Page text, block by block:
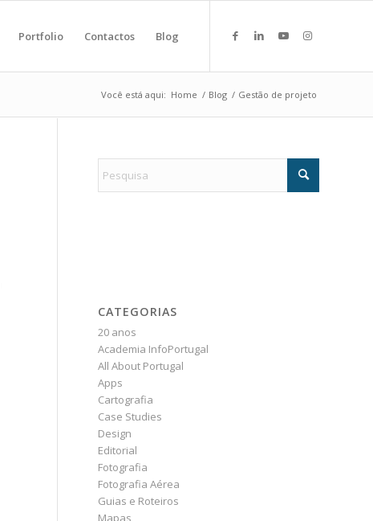
Portfolio Contactos Blog
Você está aqui: Home / Blog / Gestão de projeto
CATEGORIAS
20 anos
Academia InfoPortugal
All About Portugal
Apps
Cartografia
Case Studies
Design
Editorial
Fotografia
Fotografia Aérea
Guias e Roteiros
Mapas